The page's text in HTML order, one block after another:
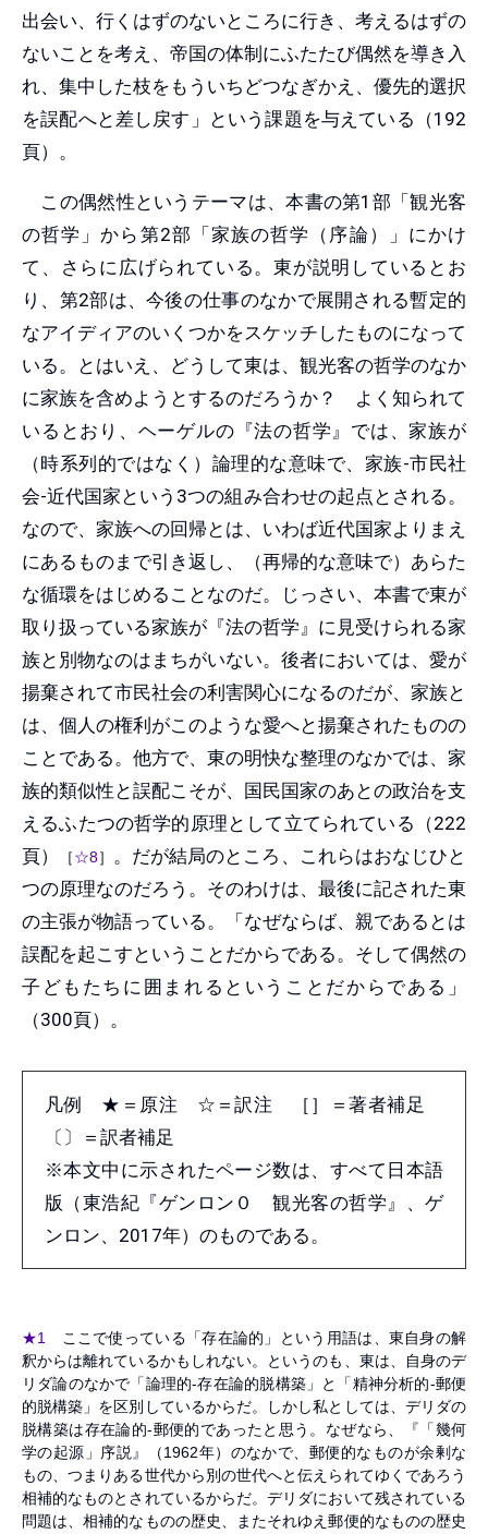
出会い、行くはずのないところに行き、考えるはずの
ないことを考え、帝国の体制にふたたび偶然を導き入
れ、集中した枝をもういちどつなぎかえ、優先的選択
を誤配へと差し戻す」という課題を与えている（192
頁）。
この偶然性というテーマは、本書の第1部「観光客
の哲学」から第2部「家族の哲学（序論）」にかけ
て、さらに広げられている。東が説明しているとお
り、第2部は、今後の仕事のなかで展開される暫定的
なアイディアのいくつかをスケッチしたものになって
いる。とはいえ、どうして東は、観光客の哲学のなか
に家族を含めようとするのだろうか？ よく知られて
いるとおり、ヘーゲルの『法の哲学』では、家族が
（時系列的ではなく）論理的な意味で、家族-市民社
会-近代国家という3つの組み合わせの起点とされる。
なので、家族への回帰とは、いわば近代国家よりまえ
にあるものまで引き返し、（再帰的な意味で）あらた
な循環をはじめることなのだ。じっさい、本書で東が
取り扱っている家族が『法の哲学』に見受けられる家
族と別物なのはまちがいない。後者においては、愛が
揚棄されて市民社会の利害関心になるのだが、家族と
は、個人の権利がこのような愛へと揚棄されたものの
ことである。他方で、東の明快な整理のなかでは、家
族的類似性と誤配こそが、国民国家のあとの政治を支
えるふたつの哲学的原理として立てられている（222
頁）
［ ☆8］
。だが結局のところ、これらはおなじひと
つの原理なのだろう。そのわけは、最後に記された東
の主張が物語っている。「なぜならば、親であるとは
誤配を起こすということだからである。そして偶然の
子どもたちに囲まれるということだからである」
（300頁）。
凡例 ★＝原注 ☆＝訳注 ［］＝著者補足
〔〕＝訳者補足
※本文中に示されたページ数は、すべて日本語
版（東浩紀『ゲンロン０ 観光客の哲学』、ゲ
ンロン、2017年）のものである。
★1
ここで使っている「存在論的」という用語は、東自身の解
釈からは離れているかもしれない。というのも、東は、自身のデ
リダ論のなかで「論理的-存在論的脱構築」と「精神分析的-郵便
的脱構築」を区別しているからだ。しかし私としては、デリダの
脱構築は存在論的-郵便的であったと思う。なぜなら、『「幾何
学の起源」序説』（1962年）のなかで、郵便的なものが余剰な
もの、つまりある世代から別の世代へと伝えられてゆくであろう
相補的なものとされているからだ。デリダにおいて残されている
問題は、相補的なものの歴史、またそれゆえ郵便的なものの歴史